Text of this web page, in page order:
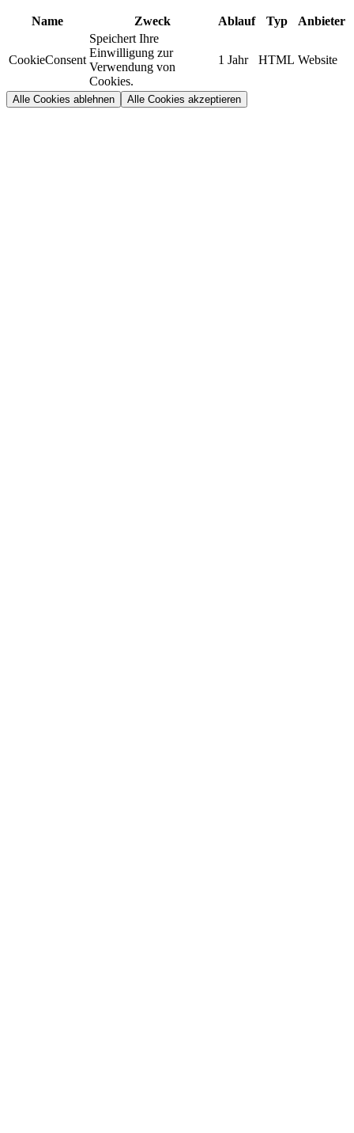
Name Zweck Ablauf Typ Anbieter
CookieConsent
Speichert Ihre
Einwilligung zur
Verwendung von
Cookies.
1 Jahr HTML Website
Alle Cookies ablehnen Alle Cookies akzeptieren